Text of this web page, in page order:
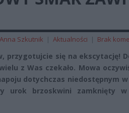
Anna Szkutnik | Aktualności | Brak
przygotujcie się na ekscytację!
z Was czekało. Mowa
dotychczas niedostępnym
urok brzoskwini zamknięty w